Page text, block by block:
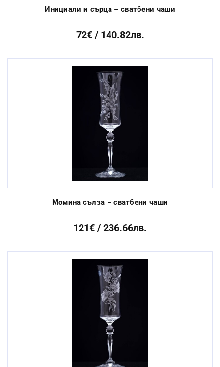
Инициали и сърца – сватбени чаши
72€ / 140.82лв.
Момина сълза – сватбени чаши
121€ / 236.66лв.